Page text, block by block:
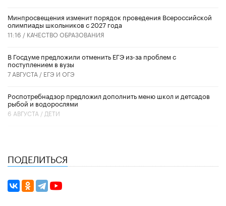
Минпросвещения изменит порядок проведения Всероссийской
олимпиады школьников с 2027 года
11:16 / КАЧЕСТВО ОБРАЗОВАНИЯ
В Госдуме предложили отменить ЕГЭ из-за проблем с
поступлением в вузы
7 АВГУСТА / ЕГЭ И ОГЭ
Роспотребнадзор предложил дополнить меню школ и детсадов
рыбой и водорослями
6 АВГУСТА / ДЕТИ
ПОДЕЛИТЬСЯ